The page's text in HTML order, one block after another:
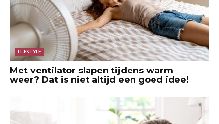
LIFESTYLE
Met ventilator slapen tijdens warm
weer? Dat is niet altijd een goed idee!